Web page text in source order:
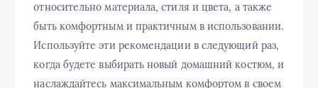
относительно материала, стиля и цвета, а также
быть комфортным и практичным в использовании.
Используйте эти рекомендации в следующий раз,
когда будете выбирать новый домашний костюм, и
наслаждайтесь максимальным комфортом в своем